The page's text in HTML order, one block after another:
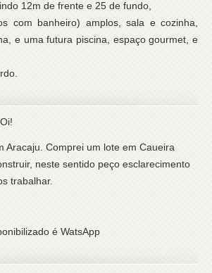
12m de frente e 25 de fundo,
com banheiro) amplos, sala e cozinha,
e uma futura piscina, espaço gourmet, e
Oi!
Aracaju. Comprei um lote em Caueira
neste sentido peço esclarecimento
trabalhar.
é WatsApp